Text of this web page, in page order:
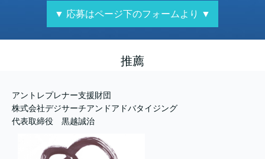
▼ 応募はページ下のフォームより ▼
推薦
アントレプレナー支援財団
株式会社デジサーチアンドアドバタイジング
代表取締役 黒越誠治